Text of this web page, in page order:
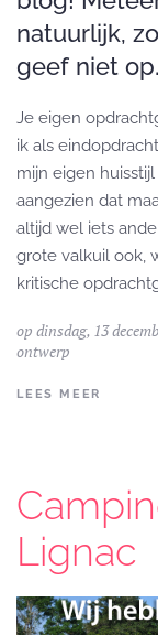
natuurlijk,
geef niet
Je eigen
ik als
mijn eigen
aangezien dat
altijd wel iets
grote valkuil ook,
kritische
op dinsdag, 13
ontwerp
LEES MEER
Lignac